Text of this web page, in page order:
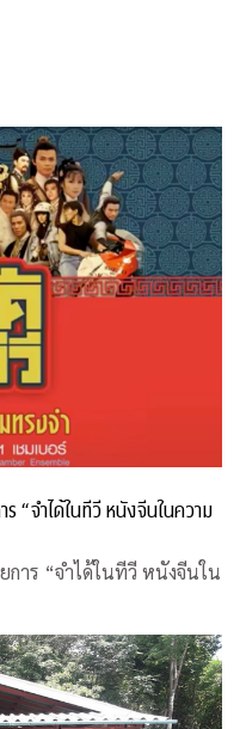
“จำได้ในทีวี หนังจีนในความ
าร “จำได้ในทีวี หนังจีนใน